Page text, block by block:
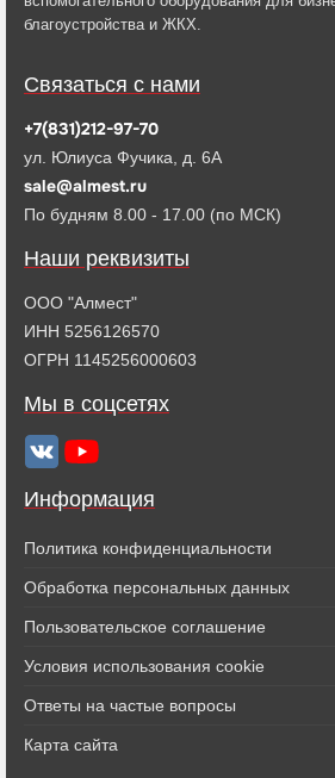
благоустройства и ЖКХ.
Информация
Политика конфиденциальности
Обработка персональных данных
Пользовательское соглашение
Условия использования cookie
Ответы на частые вопросы
Карта сайта
Связаться с нами
+7(831)212-97-70
ул. Юлиуса Фучика, д. 6А
sale@almest.ru
По будням 8.00 - 17.00 (по МСК)
Наши реквизиты
ООО "Алмест"
ИНН 5256126570
ОГРН 1145256000603
Мы в соцсетях